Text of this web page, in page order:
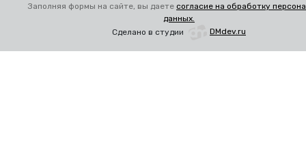
Заполняя формы на сайте, вы даете согласие на обработку
данных.
Сделано в студии
DMdev.ru